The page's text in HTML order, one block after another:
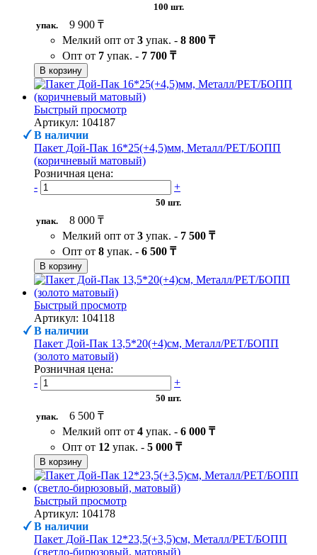
100 шт.
упак.
9 900 ₸
Мелкий опт от 3 упак. - 8 800 ₸
Опт от 7 упак. - 7 700 ₸
В корзину
Быстрый просмотр
Артикул: 104187
В наличии
Пакет Дой-Пак 16*25(+4,5)мм, Металл/PET/БОПП
(коричневый матовый)
Розничная цена:
-
+
50 шт.
упак.
8 000 ₸
Мелкий опт от 3 упак. - 7 500 ₸
Опт от 8 упак. - 6 500 ₸
В корзину
Быстрый просмотр
Артикул: 104118
В наличии
Пакет Дой-Пак 13,5*20(+4)см, Металл/PET/БОПП
(золото матовый)
Розничная цена:
-
+
50 шт.
упак.
6 500 ₸
Мелкий опт от 4 упак. - 6 000 ₸
Опт от 12 упак. - 5 000 ₸
В корзину
Быстрый просмотр
Артикул: 104178
В наличии
Пакет Дой-Пак 12*23,5(+3,5)см, Металл/PET/БОПП
(светло-бирюзовый, матовый)